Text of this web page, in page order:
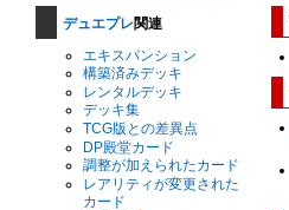
デュエプレ関連
エキスパンション
構築済みデッキ
レンタルデッキ
デッキ集
TCG版との差異点
DP殿堂カード
調整が加えられたカード
レアリティが変更された
カード